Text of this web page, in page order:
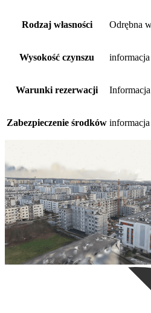
Rodzaj własności Odrębna
Wysokość czynszu
Warunki rezerwacji
Zabezpieczenie środków